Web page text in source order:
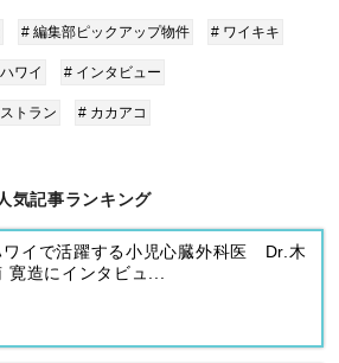
# 編集部ピックアップ物件 # ワイキキ
ワイ # インタビュー
トラン # カカアコ
人気記事ランキング
ワイで活躍する小児心臓外科医 Dr.木
寛造にインタビュ...